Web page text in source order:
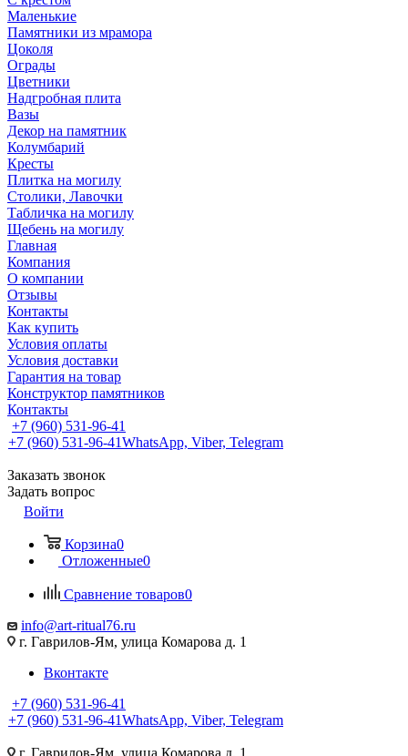
Маленькие
Памятники из мрамора
Цоколя
Ограды
Цветники
Надгробная плита
Вазы
Декор на памятник
Колумбарий
Кресты
Плитка на могилу
Столики, Лавочки
Табличка на могилу
Щебень на могилу
Главная
Компания
О компании
Отзывы
Контакты
Как купить
Условия оплаты
Условия доставки
Гарантия на товар
Конструктор памятников
Контакты
+7 (960) 531-96-41
+7 (960) 531-96-41WhatsApp, Viber, Telegram
Заказать звонок
Задать вопрос
Войти
Корзина0
Отложенные0
Сравнение товаров0
info@art-ritual76.ru
г. Гаврилов-Ям, улица Комарова д. 1
Вконтакте
+7 (960) 531-96-41
+7 (960) 531-96-41WhatsApp, Viber, Telegram
г. Гаврилов-Ям, улица Комарова д. 1